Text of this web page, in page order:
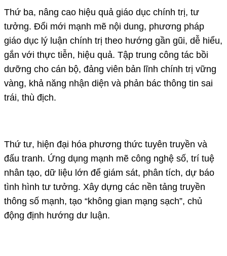
Thứ ba, nâng cao hiệu quả giáo dục chính trị, tư
tưởng. Đổi mới mạnh mẽ nội dung, phương pháp
giáo dục lý luận chính trị theo hướng gần gũi, dễ hiểu,
gắn với thực tiễn, hiệu quả. Tập trung công tác bồi
dưỡng cho cán bộ, đảng viên bản lĩnh chính trị vững
vàng, khả năng nhận diện và phản bác thông tin sai
trái, thù địch.
Thứ tư, hiện đại hóa phương thức tuyên truyền và
đấu tranh. Ứng dụng mạnh mẽ công nghệ số, trí tuệ
nhân tạo, dữ liệu lớn để giám sát, phân tích, dự báo
tình hình tư tưởng. Xây dựng các nền tảng truyền
thông số mạnh, tạo “không gian mạng sạch”, chủ
động định hướng dư luận.